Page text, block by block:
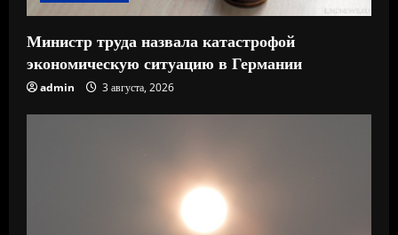
Министр труда назвала катастрофой
экономическую ситуацию в Германии
admin 3 августа, 2026